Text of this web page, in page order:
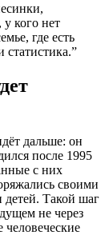
кого нет
где есть
дальше: он
после 1995
с них
своими
детей. Такой шаг
не через
человеческие